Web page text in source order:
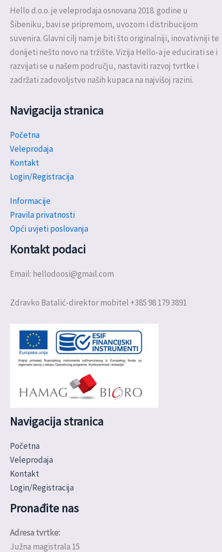
Hello d.o.o. je veleprodaja osnovana 2018. godine u
Šibeniku, bavi se pripremom, uvozom i distribucijom
suvenira. Glavni cilj nam je biti što originalniji, inovativniji te
donijeti nešto novo na tržište. Vizija Hello-a je educirati se i
razvijati se u našem području, nastaviti razvoj tvrtke i
zadržati zadovoljstvo naših kupaca na najvišoj razini.
Navigacija stranica
Početna
Veleprodaja
Kontakt
Login/Registracija
Informacije
Pravila privatnosti
Opći uvjeti poslovanja
Kontakt podaci
Email: hellodoosi@gmail.com
Zdravko Batalić-direktor mobitel +385 98 179 3891
Navigacija stranica
Početna
Veleprodaja
Kontakt
Login/Registracija
Pronađite nas
Adresa tvrtke:
Južna magistrala 15